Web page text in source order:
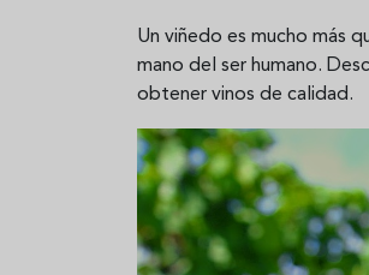
Un viñedo es mucho más
mano del ser humano.
obtener vinos de calidad.
Aceitunas: el aperitivo
del verano